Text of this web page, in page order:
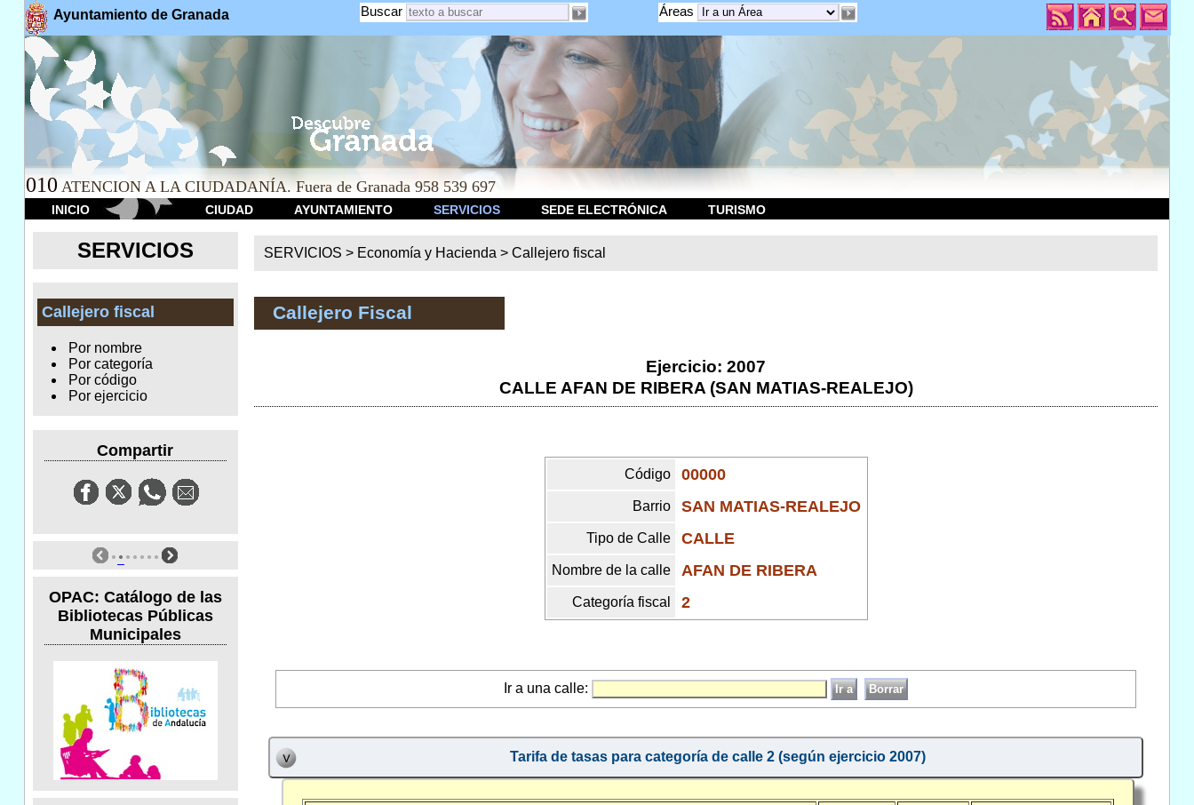
Ayuntamiento de Granada Áreas
Buscar
010 ATENCION A LA CIUDADANÍA. Fuera de Granada 958 539 697
INICIO CIUDAD AYUNTAMIENTO SERVICIOS SEDE ELECTRÓNICA TURISMO
SERVICIOS
Callejero fiscal
Por nombre
Por categoría
Por código
Por ejercicio
Compartir
OPAC: Catálogo de las
Bibliotecas Públicas
Municipales
SERVICIOS > Economía y Hacienda >Callejero fiscal
Callejero Fiscal
Ejercicio: 2007
CALLE AFAN DE RIBERA (SAN MATIAS-REALEJO)
Código 00000
Barrio SAN MATIAS-REALEJO
Tipo de Calle CALLE
Nombre de la calle AFAN DE RIBERA
Categoría fiscal 2
Ir a una calle:
Tarifa de tasas para categoría de calle 2 (según ejercicio 2007)